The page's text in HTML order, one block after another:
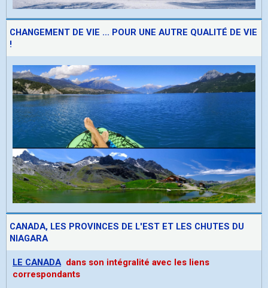
CHANGEMENT DE VIE ... POUR UNE AUTRE QUALITÉ DE VIE
!
CANADA, LES PROVINCES DE L'EST ET LES CHUTES DU
NIAGARA
LE CANADA dans son intégralité avec les liens
correspondants